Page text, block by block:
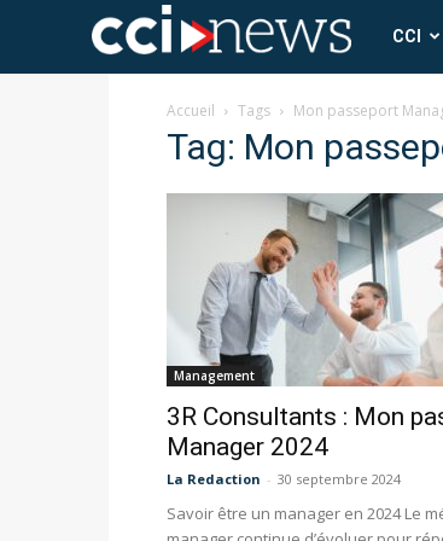
CCI
News
CCI
Accueil Tags Mon passeport
Tag: Mon
Management
3R Consultants : Mon
Manager 2024
La Redaction - 30 septembre 2024
Savoir être un manager en 2024 Le